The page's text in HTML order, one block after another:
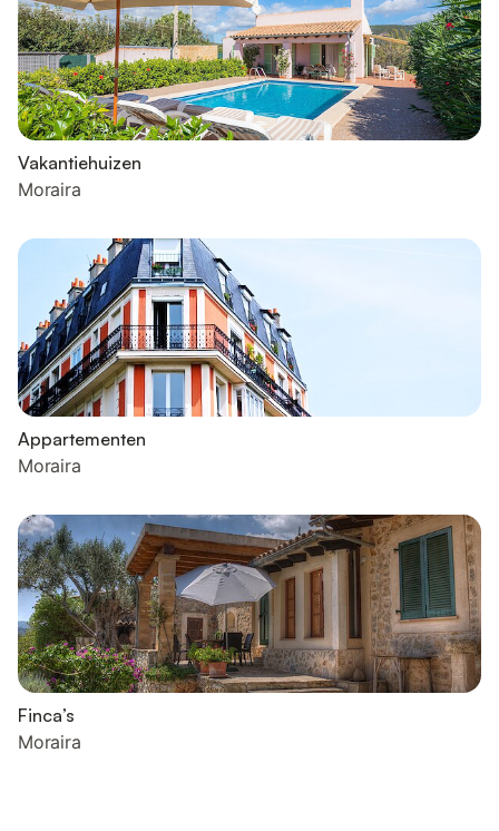
Vakantiehuizen
Moraira
Appartementen
Moraira
Finca’s
Moraira